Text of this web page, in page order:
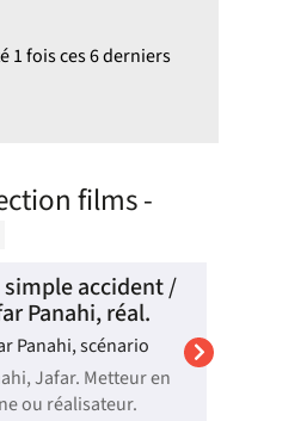
1 fois ces 6 derniers
films -
simple accident /
Panahi, réal.
Panahi, scénario
Jafar. Metteur en
ou réalisateur.